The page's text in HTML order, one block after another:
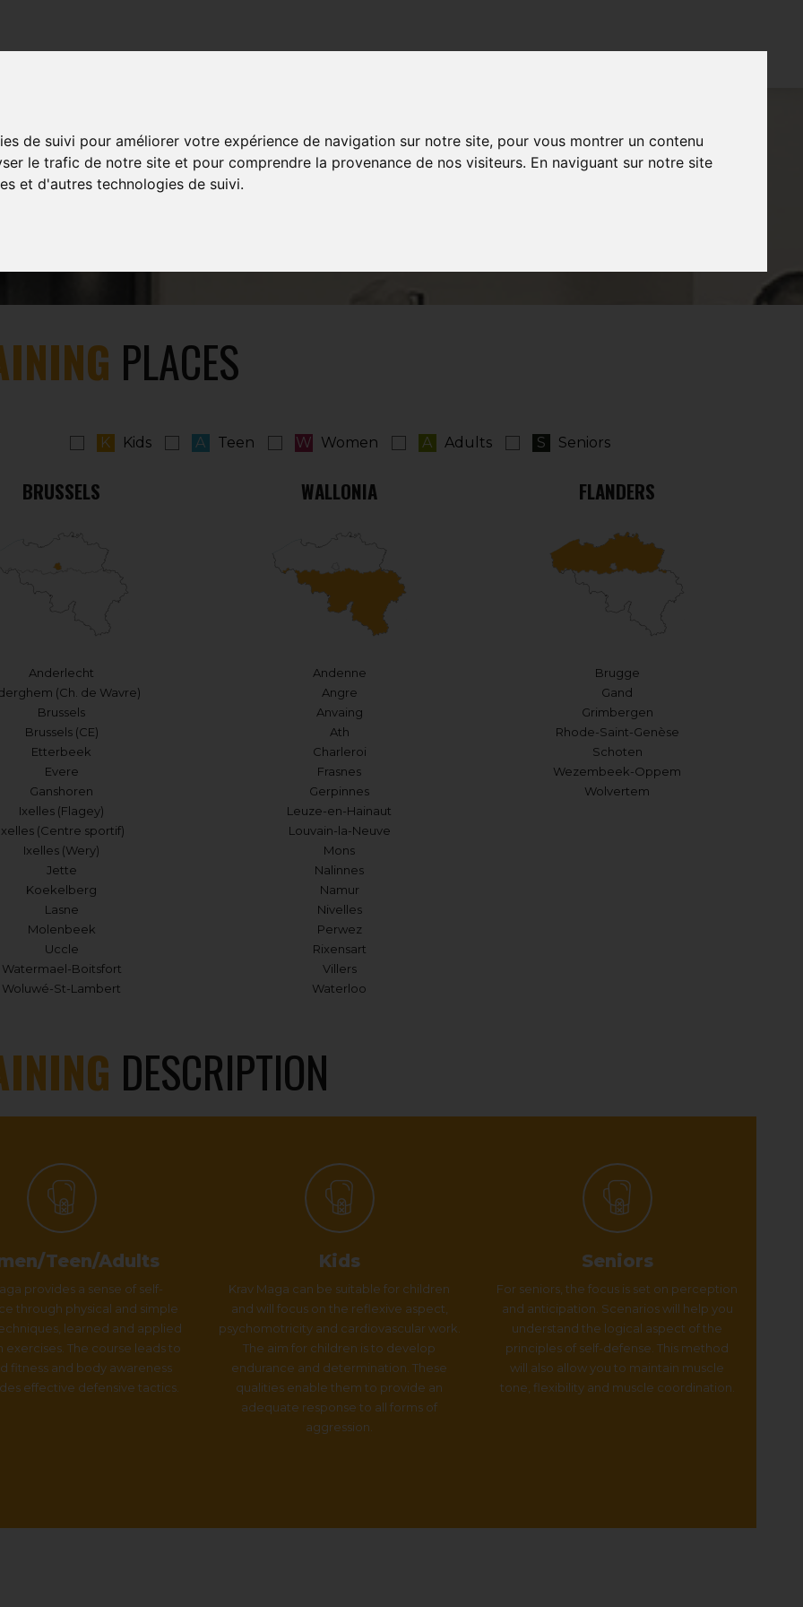
de suivi pour améliorer votre expérience de navigation sur notre site, pour vous montrer un contenu
le trafic de notre site et pour comprendre la provenance de nos visiteurs. En naviguant sur notre site
et d'autres technologies de suivi.
OUR CLUBS
PLACES
K Kids A Teen W Women A Adults S Seniors
BRUSSELS
Anderlecht
(Ch. de Wavre)
Brussels
Brussels (CE)
Etterbeek
Evere
Ganshoren
Ixelles (Flagey)
(Centre sportif)
Ixelles (Wery)
Jette
Koekelberg
Lasne
Molenbeek
Uccle
Watermael-Boitsfort
Woluwé-St-Lambert
WALLONIA
Andenne
Angre
Anvaing
Ath
Charleroi
Frasnes
Gerpinnes
Leuze-en-Hainaut
Louvain-la-Neuve
Mons
Nalinnes
Namur
Nivelles
Perwez
Rixensart
Villers
Waterloo
FLANDERS
Brugge
Gand
Grimbergen
Rhode-Saint-Genèse
Schoten
Wezembeek-Oppem
Wolvertem
DESCRIPTION
Teen/Adults
provides a sense of self-
through physical and simple
learned and applied
exercises. The course leads to
fitness and body awareness
effective defensive tactics.
Kids
Krav Maga can be suitable for children
and will focus on the reflexive aspect,
psychomotricity and cardiovascular work.
The aim for children is to develop
endurance and determination. These
qualities enable them to provide an
adequate response to all forms of
aggression.
Seniors
For seniors, the focus is set on perception
and anticipation. Scenarios will help you
understand the logical aspect of the
principles of self-defense. This method
will also allow you to maintain muscle
tone, flexibility and muscle coordination.